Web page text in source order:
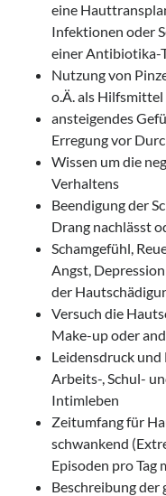
eine
Infektionen oder
einer Antibiotika-
Nutzung von
o.Ä. als Hilfsmittel
ansteigendes
Erregung vor
Wissen um die
Verhaltens
Beendigung der
Drang nachlässt
Schamgefühl,
Angst,
der
Versuch die
Make-up oder
Leidensdruck
Arbeits-, Schul-
Intimleben
Zeitumfang für
schwankend
Episoden pro Tag
Beschreibung der